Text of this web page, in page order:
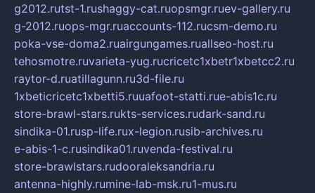
g2012.rutst-1.rushaggy-cat.ruopsmgr.ruev-gallery.ru
g-2012.ruops-mgr.ruaccounts-112.rucsm-demo.ru
poka-vse-doma2.ruairgungames.ruallseo-host.ru
tehosmotre.ruvarieta-yug.rucricetc1xbetr1xbetcc2.ru
raytor-d.ruatillagunn.ru3d-file.ru
1xbeticricetc1xbetti5.ruuafoot-statti.rue-abis1c.ru
store-brawl-stars.rukts-services.rudark-sand.ru
sindika-01.rusp-life.rux-legion.rusib-archives.ru
e-abis-1-c.rusindika01.ruvenda-festival.ru
store-brawlstars.rudooraleksandria.ru
antenna-highly.rumine-lab-msk.ru1-mus.ru